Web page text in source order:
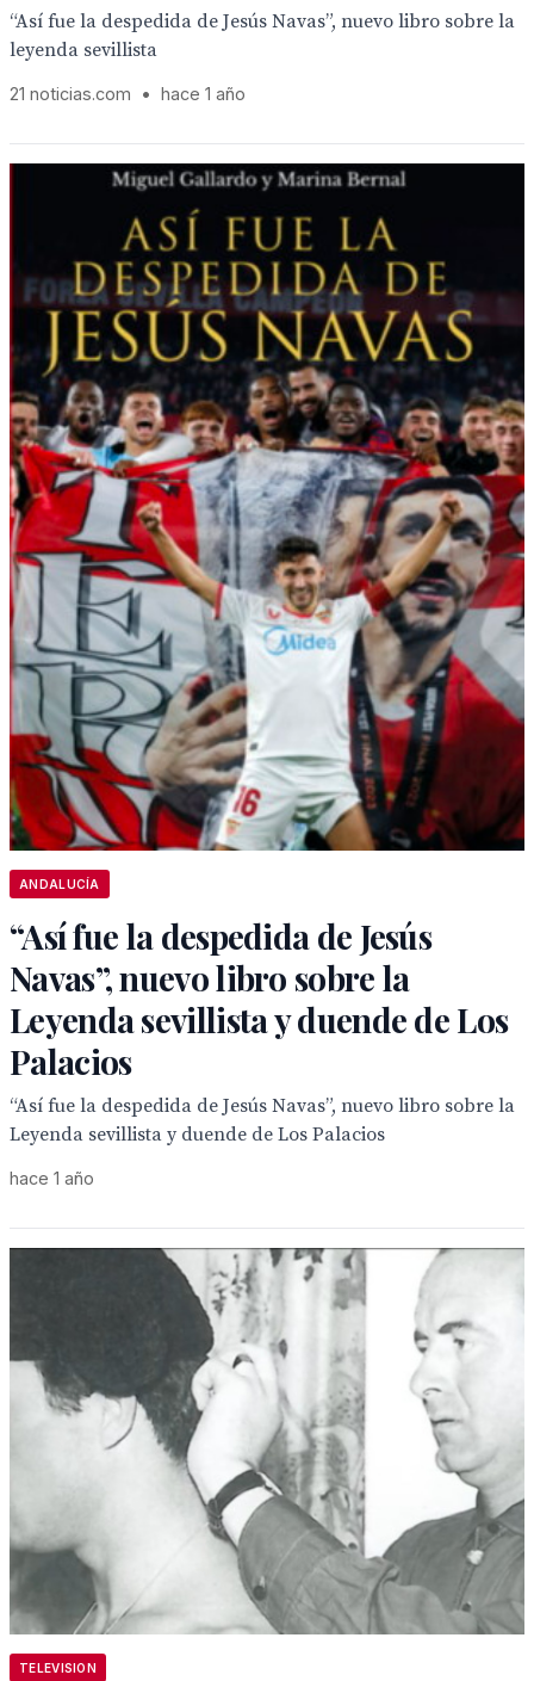
“Así fue la despedida de Jesús Navas”, nuevo libro sobre la
leyenda sevillista
21 noticias.com • hace 1 año
ANDALUCÍA
“Así fue la despedida de Jesús
Navas”, nuevo libro sobre la
Leyenda sevillista y duende de Los
Palacios
“Así fue la despedida de Jesús Navas”, nuevo libro sobre la
Leyenda sevillista y duende de Los Palacios
hace 1 año
TELEVISION